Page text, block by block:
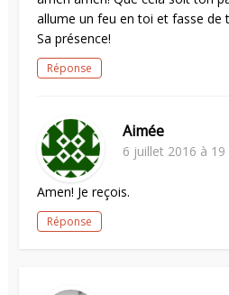
allume un feu en toi et fasse de
Sa présence!
Réponse
Aimée
6 juillet 2016 à
Amen! Je reçois.
Réponse